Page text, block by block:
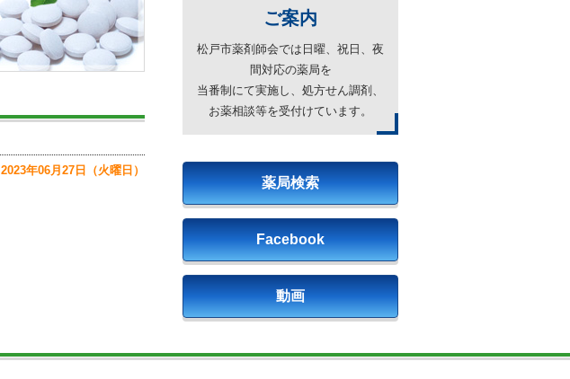
2023年06月27日（火曜日）
ご案内
松戸市薬剤師会では日曜、祝日、夜
間対応の薬局を
当番制にて実施し、処方せん調剤、
お薬相談等を受付けています。
薬局検索
Facebook
動画